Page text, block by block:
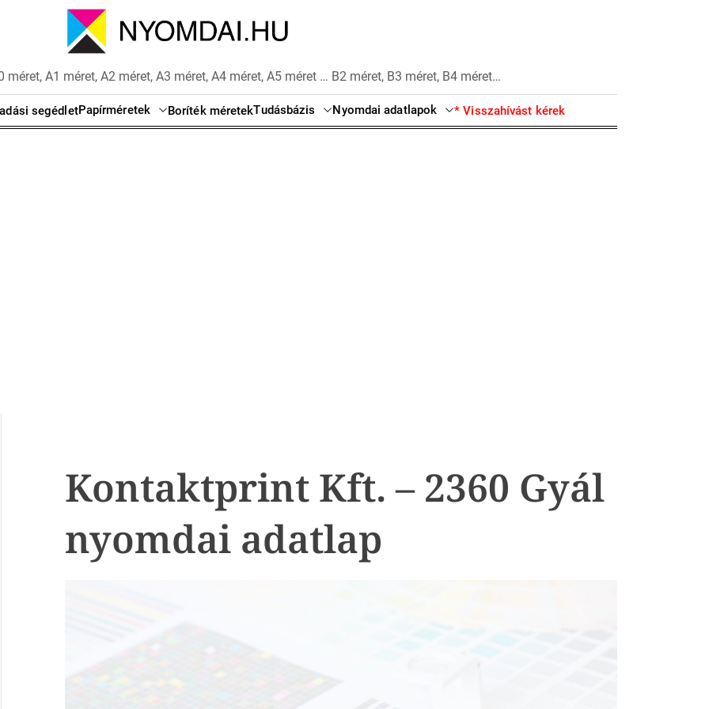
A1 méret, A2 méret, A3 méret, A4 méret, A5 méret … B2 méret, B3 méret, B4 méret…
segédletPapírméretek Boríték méretekTudásbázis Nyomdai adatlapok * Visszahívást kérek
Kontaktprint Kft. – 2360 Gyál
nyomdai adatlap